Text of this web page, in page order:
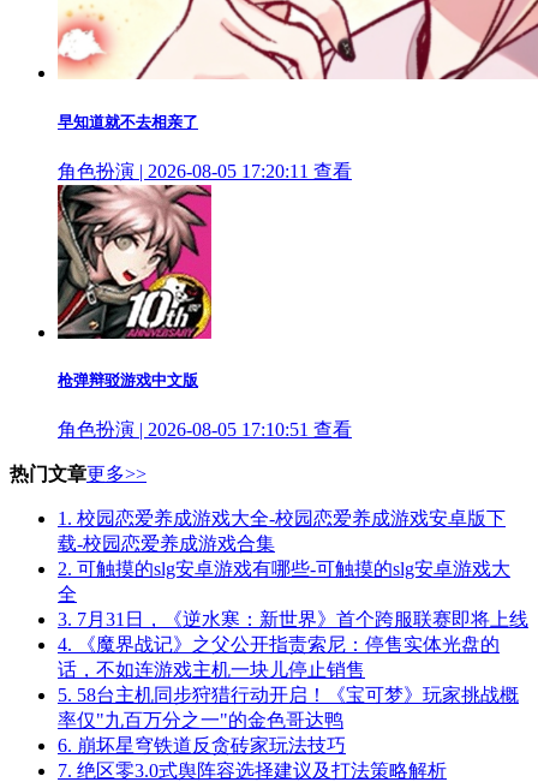
早知道就不去相亲了
角色扮演 | 2026-08-05 17:20:11 查看
枪弹辩驳游戏中文版
角色扮演 | 2026-08-05 17:10:51 查看
热门文章更多>>
1. 校园恋爱养成游戏大全-校园恋爱养成游戏安卓版下
载-校园恋爱养成游戏合集
2. 可触摸的slg安卓游戏有哪些-可触摸的slg安卓游戏大
全
3. 7月31日，《逆水寒：新世界》首个跨服联赛即将上线
4. 《魔界战记》之父公开指责索尼：停售实体光盘的
话，不如连游戏主机一块儿停止销售
5. 58台主机同步狩猎行动开启！《宝可梦》玩家挑战概
率仅"九百万分之一"的金色哥达鸭
6. 崩坏星穹铁道反贪砖家玩法技巧
7. 绝区零3.0式舆阵容选择建议及打法策略解析